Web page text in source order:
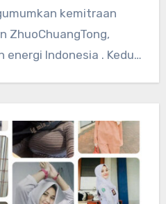
kemitraan
ZhuoChuangTong,
Indonesia . Kedua